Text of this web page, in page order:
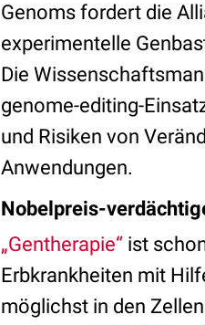
Genoms fordert die
experimentelle
Die
genome-editing-
und Risiken von
Anwendungen.
Nobelpreis-
„Gentherapie“ ist
Erbkrankheiten mit
möglichst in den